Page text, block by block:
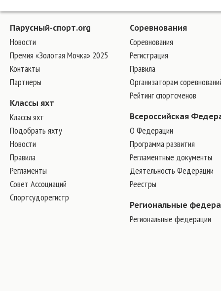
Парусный-спорт.org
Новости
Премия «Золотая Мочка» 2025
Контакты
Партнеры
Классы яхт
Классы яхт
Подобрать яхту
Новости
Правила
Регламенты
Совет Ассоциаций
Спортсудорегистр
Соревнования
Соревнования
Регистрация
Правила
Организаторам
Рейтинг спортсменов
Всероссийская
О Федерации
Программа развития
Регламентные документы
Деятельность Федерации
Реестры
Региональные
Региональные федерации